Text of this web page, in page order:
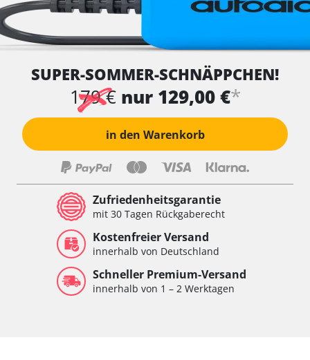
SUPER-SOMMER-SCHNÄPPCHEN!
179 € nur 129,00 €*
in den Warenkorb
Zufriedenheitsgarantie
mit 30 Tagen Rückgaberecht
Kostenfreier Versand
innerhalb von Deutschland
Schneller Premium-Versand
innerhalb von 1 – 2 Werktagen